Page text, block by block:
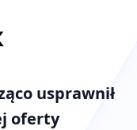
usprawnił
oferty